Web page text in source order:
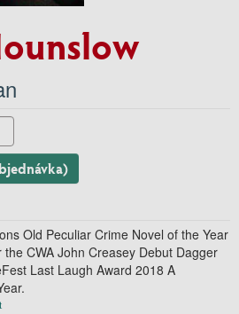
Old Peculiar Crime Novel of the Year
CWA John Creasey Debut Dagger
Last Laugh Award 2018 A